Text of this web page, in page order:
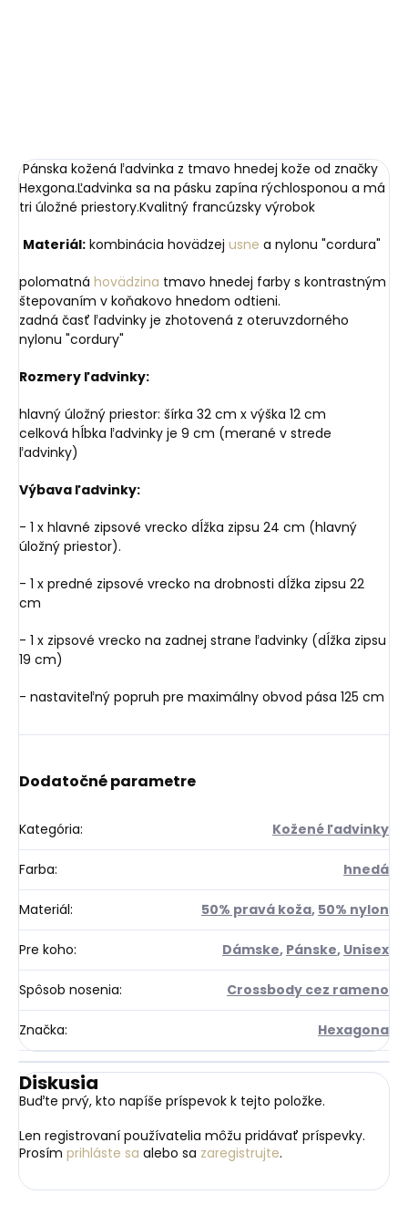
Pánska kožená ľadvinka z tmavo hnedej kože od značky
Hexgona.Ľadvinka sa na pásku zapína rýchlosponou a má
tri úložné priestory.Kvalitný francúzsky výrobok
Materiál: kombinácia hovädzej usne a nylonu "cordura"
polomatná hovädzina tmavo hnedej farby s kontrastným
štepovaním v koňakovo hnedom odtieni.
zadná časť ľadvinky je zhotovená z oteruvzdorného
nylonu "cordury"
Rozmery ľadvinky:
hlavný úložný priestor: šírka 32 cm x výška 12 cm
celková hĺbka ľadvinky je 9 cm (merané v strede
ľadvinky)
Výbava ľadvinky:
- 1 x hlavné zipsové vrecko dĺžka zipsu 24 cm (hlavný
úložný priestor).
- 1 x predné zipsové vrecko na drobnosti dĺžka zipsu 22
cm
- 1 x zipsové vrecko na zadnej strane ľadvinky (dĺžka zipsu
19 cm)
- nastaviteľný popruh pre maximálny obvod pása 125 cm
Dodatočné parametre
Kategória: Kožené ľadvinky
Farba: hnedá
Materiál: 50% pravá koža, 50% nylon
Pre koho: Dámske, Pánske, Unisex
Spôsob nosenia: Crossbody cez rameno
Značka: Hexagona
Diskusia
Buďte prvý, kto napíše príspevok k tejto položke.
Len registrovaní používatelia môžu pridávať príspevky.
Prosím prihláste sa alebo sa zaregistrujte.